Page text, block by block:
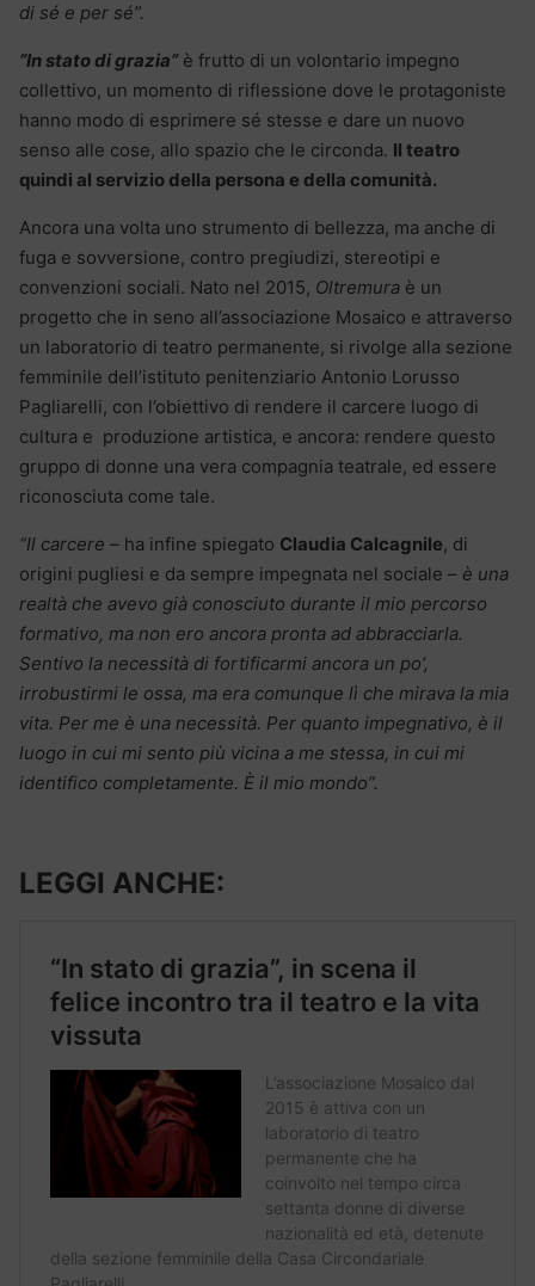
di sé e per sé”.
“In stato di grazia” è frutto di un volontario impegno
collettivo, un momento di riflessione dove le protagoniste
hanno modo di esprimere sé stesse e dare un nuovo
senso alle cose, allo spazio che le circonda. Il teatro
quindi al servizio della persona e della comunità.
Ancora una volta uno strumento di bellezza, ma anche di
fuga e sovversione, contro pregiudizi, stereotipi e
convenzioni sociali. Nato nel 2015, Oltremura è un
progetto che in seno all’associazione Mosaico e attraverso
un laboratorio di teatro permanente, si rivolge alla sezione
femminile dell’istituto penitenziario Antonio Lorusso
Pagliarelli, con l’obiettivo di rendere il carcere luogo di
cultura e produzione artistica, e ancora: rendere questo
gruppo di donne una vera compagnia teatrale, ed essere
riconosciuta come tale.
“Il carcere – ha infine spiegato Claudia Calcagnile, di
origini pugliesi e da sempre impegnata nel sociale – è una
realtà che avevo già conosciuto durante il mio percorso
formativo, ma non ero ancora pronta ad abbracciarla.
Sentivo la necessità di fortificarmi ancora un po’,
irrobustirmi le ossa, ma era comunque lì che mirava la mia
vita. Per me è una necessità. Per quanto impegnativo, è il
luogo in cui mi sento più vicina a me stessa, in cui mi
identifico completamente. È il mio mondo”.
LEGGI ANCHE: